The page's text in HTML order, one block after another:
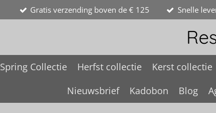
Gratis verzending boven de € 125 Snelle
Spring Collectie Herfst collectie Kerst collectie
Nieuwsbrief
Kadobon Blog